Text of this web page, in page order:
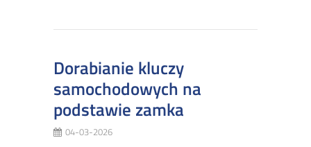
Dorabianie kluczy
samochodowych na
podstawie zamka
04-03-2026